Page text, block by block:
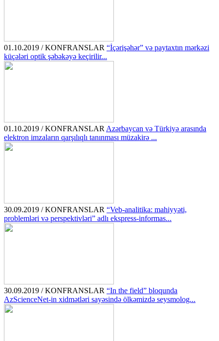
01.10.2019 / KONFRANSLAR “İçərişəhər” və paytaxtın mərkəzi
küçələri optik şəbəkəyə keçirilir...
01.10.2019 / KONFRANSLAR Azərbaycan və Türkiyə arasında
elektron imzaların qarşılıqlı tanınması müzakirə ...
30.09.2019 / KONFRANSLAR “Veb-analitika: mahiyyəti,
problemləri və perspektivləri” adlı ekspress-informas...
30.09.2019 / KONFRANSLAR “In the field” bloqunda
AzScienceNet-in xidmətləri sayəsində ölkəmizdə seysmolog...